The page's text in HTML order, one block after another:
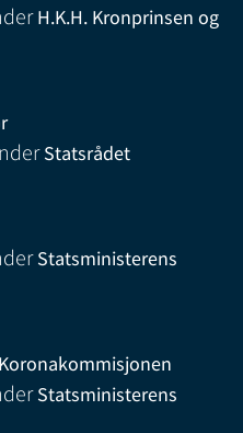
H.K.H. Kronprinsen og
Statsrådet
Statsministerens
Statsministerens